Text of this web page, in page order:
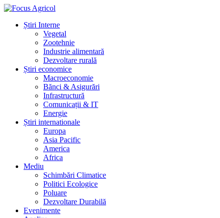
Știri Interne
Vegetal
Zootehnie
Industrie alimentară
Dezvoltare rurală
Știri economice
Macroeconomie
Bănci & Asigurări
Infrastructură
Comunicații & IT
Energie
Știri internationale
Europa
Asia Pacific
America
Africa
Mediu
Schimbări Climatice
Politici Ecologice
Poluare
Dezvoltare Durabilă
Evenimente